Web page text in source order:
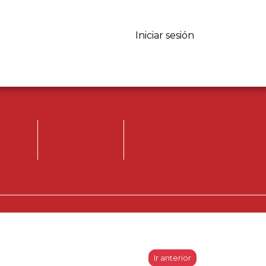
Iniciar sesión
Registrese, para
opinar.
Ir anterior